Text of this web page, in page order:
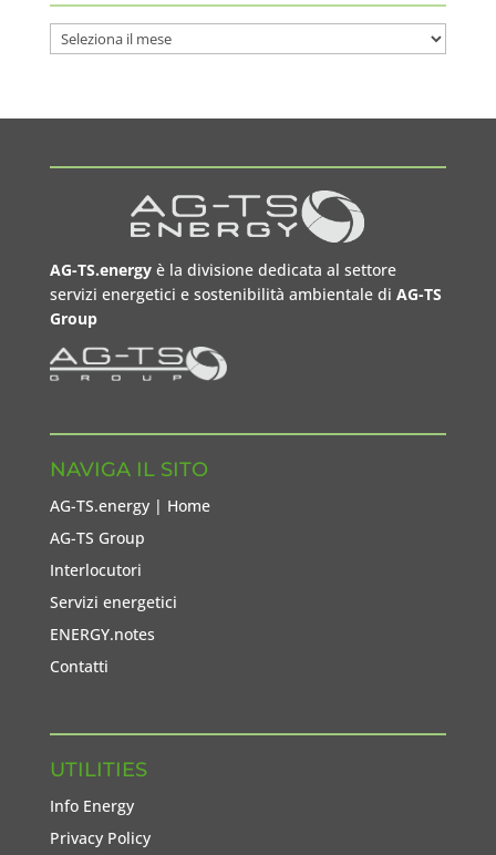
Archivi
AG-TS.energyè la divisione dedicata al settore
servizi energetici e sostenibilità ambientale di AG-TS
Group
NAVIGA IL SITO
AG-TS.energy | Home
AG-TS Group
Interlocutori
Servizi energetici
ENERGY.notes
Contatti
UTILITIES
Info Energy
Privacy Policy